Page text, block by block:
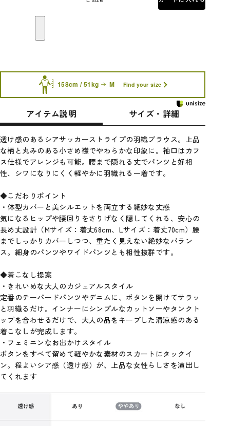
158cm / 51kg M Find your size
アイテム説明 サイズ・詳細
透け感のあるシアサッカーストライプの羽織ブラウス。上品
な柄と丸みのある小さめ襟でやわらかな印象に。袖口はカフ
ス仕様でアレンジも可能。腰まで隠れる丈でパンツと好相
性、シワになりにくく軽やかに羽織れる一着です。
◆こだわりポイント
・体型カバーと美シルエットを両立する絶妙な丈感
気になるヒップや腰回りをさりげなく隠してくれる、安心の
長め丈設計（Mサイズ：着丈68cm、Lサイズ：着丈70cm）腰
までしっかりカバーしつつ、重たく見えない絶妙なバラン
ス。細身のパンツやワイドパンツとも相性抜群です。
◆着こなし提案
・きれいめな大人のカジュアルスタイル
定番のテーパードパンツやデニムに、ボタンを開けてサラッ
と羽織るだけ。インナーにシンプルなカットソーやタンクト
ップを合わせるだけで、大人の品をキープした清涼感のある
着こなしが完成します。
・フェミニンなお出かけスタイル
ボタンをすべて留めて軽やかな素材のスカートにタックイ
ン。程よいシア感（透け感）が、上品な女性らしさを演出し
てくれます